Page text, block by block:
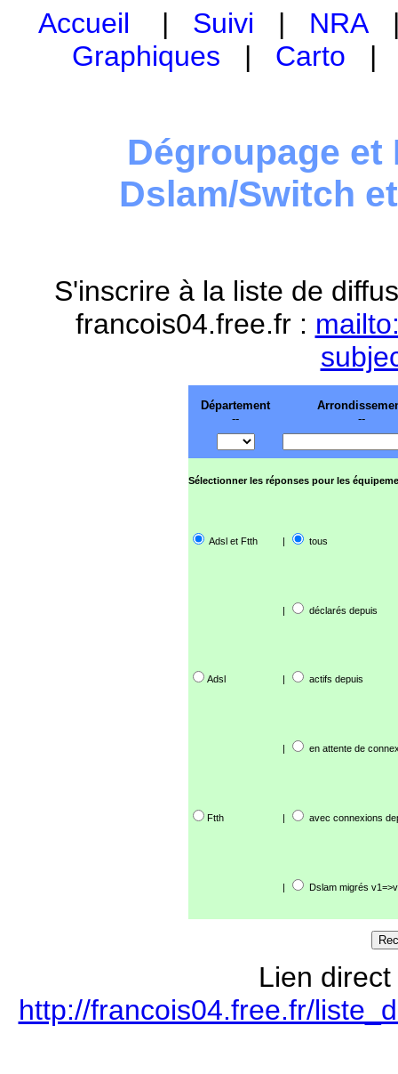
Accueil | Suivi | NRA
Graphiques | Carto
Dégroupage et
Dslam/Switch
S'inscrire à la liste de
francois04.free.fr :
Département
--
--
Sélectionner les réponses pour les
Adsl et Ftth | tous
| déclarés depuis
Adsl | actifs depuis
| en attente de
Ftth | avec connexions
| Dslam migrés
Lien
http://francois04.free.fr/